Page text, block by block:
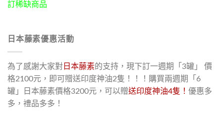
訂稀缺商品
日本藤素優惠活動
為了感謝大家對 日本藤素的支持，現下訂一週期「3罐」 價
格2100元，即可贈送印度神油2隻！！！購買兩週期「6
罐」日本藤素價格3200元，可以贈送印度神油4隻！ 優惠多
多，禮品多多！